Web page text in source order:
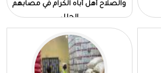
والصلاح أهل أباه الكرام في مصابهم
الجلل